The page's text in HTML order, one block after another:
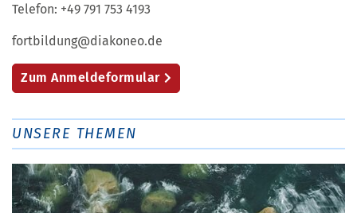
Telefon: +49 791 753 4193
fortbildung@diakoneo.de
Zum Anmeldeformular
UNSERE THEMEN